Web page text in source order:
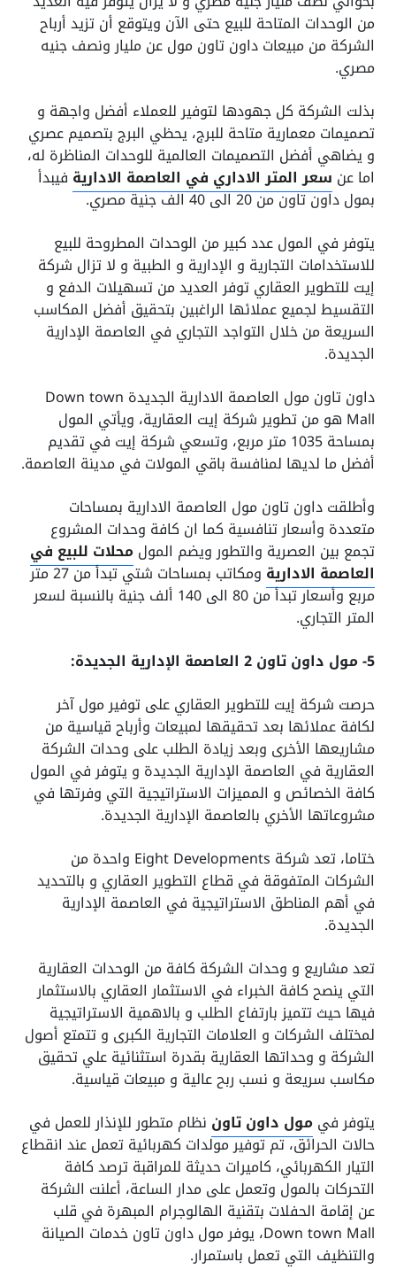
من الوحدات المتاحة للبيع حتى الآن ويتوقع أن تزيد أرباح
الشركة من مبيعات داون تاون مول عن مليار ونصف جنيه
مصري.
بذلت الشركة كل جهودها لتوفير للعملاء أفضل واجهة و
تصميمات معمارية متاحة للبرج، يحظي البرج بتصميم عصري
و يضاهي أفضل التصميمات العالمية للوحدات المناظرة له،
اما عن سعر المتر الاداري في العاصمة الادارية فيبدأ
بمول داون تاون من 20 الى 40 الف جنية مصري.
يتوفر في المول عدد كبير من الوحدات المطروحة للبيع
للاستخدامات التجارية و الإدارية و الطبية و لا تزال شركة
إيت للتطوير العقاري توفر العديد من تسهيلات الدفع و
التقسيط لجميع عملائها الراغبين بتحقيق أفضل المكاسب
السريعة من خلال التواجد التجاري في العاصمة الإدارية
الجديدة.
داون تاون مول العاصمة الادارية الجديدة Down town
Mall هو من تطوير شركة إيت العقارية، ويأتي المول
بمساحة 1035 متر مربع، وتسعي شركة إيت في تقديم
أفضل ما لديها لمنافسة باقي المولات في مدينة العاصمة.
وأطلقت داون تاون مول العاصمة الادارية بمساحات
متعددة وأسعار تنافسية كما ان كافة وحدات المشروع
تجمع بين العصرية والتطور ويضم المولمحلات للبيع في
العاصمة الادارية
ومكاتب بمساحات شتي تبدأ من 27 متر
مربع وأسعار تبدأ من 80 الى 140 ألف جنية بالنسبة لسعر
المتر التجاري.
5- مول داون تاون 2 العاصمة الإدارية الجديدة:
حرصت شركة إيت للتطوير العقاري على توفير مول آخر
لكافة عملائها بعد تحقيقها لمبيعات وأرباح قياسية من
مشاريعها الأخرى وبعد زيادة الطلب على وحدات الشركة
العقارية في العاصمة الإدارية الجديدة و يتوفر في المول
كافة الخصائص و المميزات الاستراتيجية التي وفرتها في
مشروعاتها الأخري بالعاصمة الإدارية الجديدة.
ختاما، تعد شركة Eight Developments واحدة من
الشركات المتفوقة في قطاع التطوير العقاري و بالتحديد
في أهم المناطق الاستراتيجية في العاصمة الإدارية
الجديدة.
تعد مشاريع و وحدات الشركة كافة من الوحدات العقارية
التي ينصح كافة الخبراء في الاستثمار العقاري بالاستثمار
فيها حيث تتميز بارتفاع الطلب و بالاهمية الاستراتيجية
لمختلف الشركات و العلامات التجارية الكبرى و تتمتع أصول
الشركة و وحداتها العقارية بقدرة استثنائية علي تحقيق
مكاسب سريعة و نسب ربح عالية و مبيعات قياسية.
يتوفر فيمول داون تاون نظام متطور للإنذار للعمل في
حالات الحرائق، تم توفير مولدات كهربائية تعمل عند انقطاع
التيار الكهربائي، كاميرات حديثة للمراقبة ترصد كافة
التحركات بالمول وتعمل على مدار الساعة، أعلنت الشركة
عن إقامة الحفلات بتقنية الهالوجرام المبهرة في قلب
Down town Mall، يوفر مول داون تاون خدمات الصيانة
والتنظيف التي تعمل باستمرار.